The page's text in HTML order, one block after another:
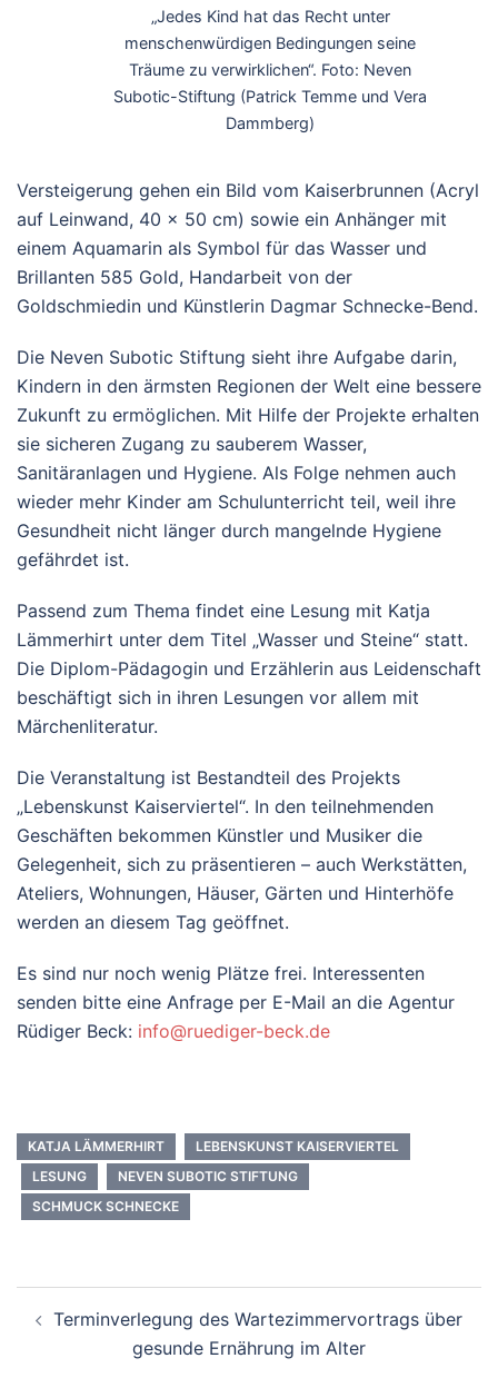
„Jedes Kind hat das Recht unter
menschenwürdigen Bedingungen seine
Träume zu verwirklichen“. Foto: Neven
Subotic-Stiftung (Patrick Temme und Vera
Dammberg)
Versteigerung gehen ein Bild vom Kaiserbrunnen (Acryl
auf Leinwand, 40 x 50 cm) sowie ein Anhänger mit
einem Aquamarin als Symbol für das Wasser und
Brillanten 585 Gold, Handarbeit von der
Goldschmiedin und Künstlerin Dagmar Schnecke-Bend.
Die Neven Subotic Stiftung sieht ihre Aufgabe darin,
Kindern in den ärmsten Regionen der Welt eine bessere
Zukunft zu ermöglichen. Mit Hilfe der Projekte erhalten
sie sicheren Zugang zu sauberem Wasser,
Sanitäranlagen und Hygiene. Als Folge nehmen auch
wieder mehr Kinder am Schulunterricht teil, weil ihre
Gesundheit nicht länger durch mangelnde Hygiene
gefährdet ist.
Passend zum Thema findet eine Lesung mit Katja
Lämmerhirt unter dem Titel „Wasser und Steine“ statt.
Die Diplom-Pädagogin und Erzählerin aus Leidenschaft
beschäftigt sich in ihren Lesungen vor allem mit
Märchenliteratur.
Die Veranstaltung ist Bestandteil des Projekts
„Lebenskunst Kaiserviertel“. In den teilnehmenden
Geschäften bekommen Künstler und Musiker die
Gelegenheit, sich zu präsentieren – auch Werkstätten,
Ateliers, Wohnungen, Häuser, Gärten und Hinterhöfe
werden an diesem Tag geöffnet.
Es sind nur noch wenig Plätze frei. Interessenten
senden bitte eine Anfrage per E-Mail an die Agentur
Rüdiger Beck: info@ruediger-beck.de
KATJA LÄMMERHIRT
LEBENSKUNST KAISERVIERTEL
LESUNG
NEVEN SUBOTIC STIFTUNG
SCHMUCK SCHNECKE
Navigation
Terminverlegung des Wartezimmervortrags über
gesunde Ernährung im Alter